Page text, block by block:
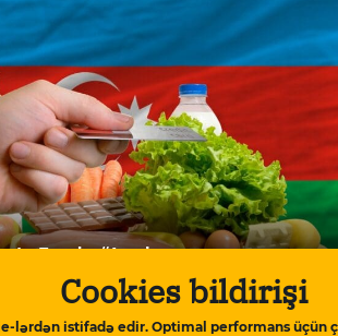
Cookies bildirişi
lərdən istifadə edir. Optimal performans üçün
Fondu: “Azərbaycan ərzaq
yüksək dərəcədə asılıdır”